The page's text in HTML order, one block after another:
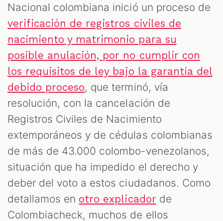
Nacional colombiana inició un proceso de
verificación de registros civiles de
nacimiento y matrimonio para su
posible anulación, por no cumplir con
los requisitos de ley bajo la garantía del
debido proceso, que terminó, vía
resolución, con la cancelación de
Registros Civiles de Nacimiento
extemporáneos y de cédulas colombianas
de más de 43.000 colombo-venezolanos,
situación que ha impedido el derecho y
deber del voto a estos ciudadanos. Como
detallamos en otro explicador de
Colombiacheck, muchos de ellos